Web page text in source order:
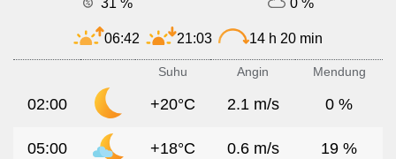
31 %
0 %
06:42 21:03 14 h 20 min
Suhu Angin Mendung
02:00 +20°C 2.1 m/s 0 %
05:00 +18°C 0.6 m/s 19 %